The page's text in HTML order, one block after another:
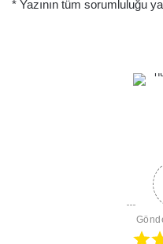
* Yazının tüm sorumluluğu